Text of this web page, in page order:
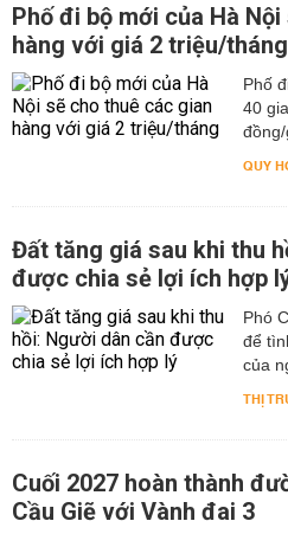
Phố đi bộ mới của Hà
hàng với giá 2 triệu/tháng
Phố
40
đồng/
QUY
Đất tăng giá sau khi thu
được chia sẻ lợi ích hợp
Phó
để
của
THỊ
Cuối 2027 hoàn thành
Cầu Giẽ với Vành đai 3